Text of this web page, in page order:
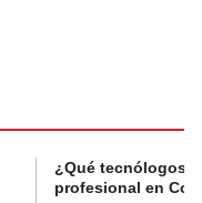
¿Qué tecnólogos
profesional en